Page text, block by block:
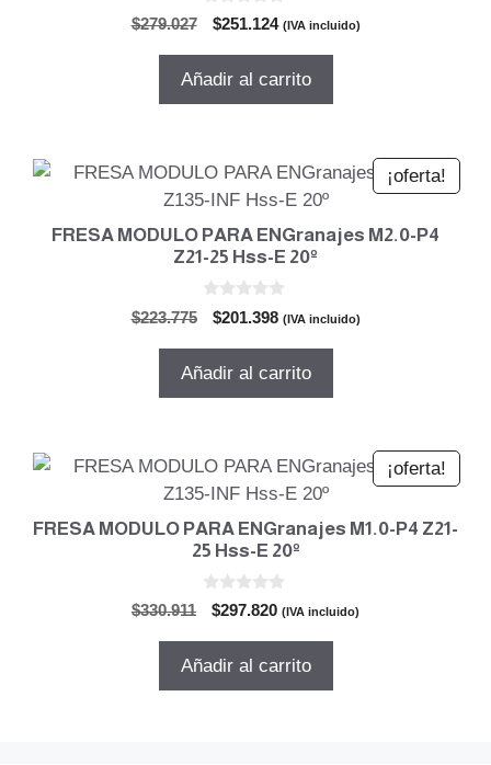
$279.027
El
original
$251.124El
actual
(IVA incluido)
Añadir al carrito
¡oferta!
FRESA MODULO PARA ENGranajes M2.0-P4
Z21-25 Hss-E 20º
$223.775
El
original
$201.398El
actual
(IVA incluido)
Añadir al carrito
¡oferta!
FRESA MODULO PARA ENGranajes M1.0-P4 Z21-
25 Hss-E 20º
$330.911
El
original
$297.820El
actual
(IVA incluido)
Añadir al carrito